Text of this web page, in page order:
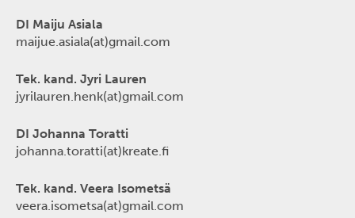
DI Maiju Asiala
maijue.asiala(at)gmail.com
Tek. kand. Jyri Lauren
jyrilauren.henk(at)gmail.com
DI Johanna Toratti
johanna.toratti(at)kreate.fi
Tek. kand. Veera Isometsä
veera.isometsa(at)gmail.com